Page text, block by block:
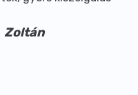
vegyes
Zoltán